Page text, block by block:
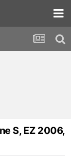
S, EZ 2006,